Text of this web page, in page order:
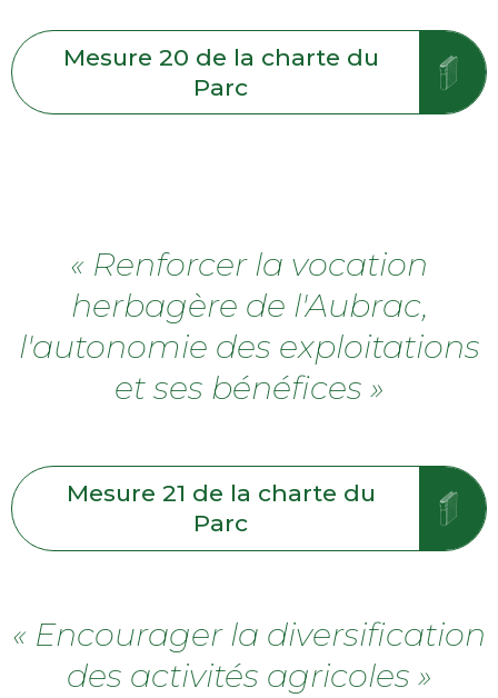
Mesure 20 de la charte du
Parc
« Renforcer la vocation
herbagère de l'Aubrac,
l'autonomie des exploitations
et ses bénéfices »
Mesure 21 de la charte du
Parc
« Encourager la diversification
des activités agricoles »